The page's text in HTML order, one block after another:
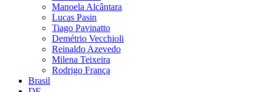
Manoela Alcântara
Lucas Pasin
Tiago Pavinatto
Demétrio Vecchioli
Reinaldo Azevedo
Milena Teixeira
Rodrigo França
Brasil